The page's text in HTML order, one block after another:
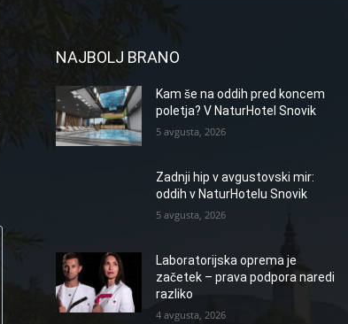
NAJBOLJ BRANO
Kam še na oddih pred koncem
poletja? V NaturHotel Snovik
5 avgusta, 2026
Zadnji hip v avgustovski mir:
oddih v NaturHotelu Snovik
5 avgusta, 2026
Laboratorijska oprema je
začetek – prava podpora naredi
razliko
4 avgusta, 2026